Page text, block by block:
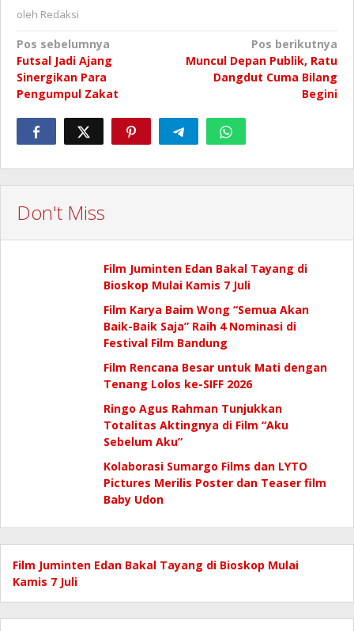
oleh Redaksi
Navigasi
pos
Pos sebelumnya
Futsal Jadi Ajang
Sinergikan Para
Pengumpul Zakat
Pos berikutnya
Muncul Depan Publik, Ratu
Dangdut Cuma Bilang
Begini
Don't Miss
Film Juminten Edan Bakal Tayang di
Bioskop Mulai Kamis 7 Juli
Film Karya Baim Wong “Semua Akan
Baik-Baik Saja” Raih 4 Nominasi di
Festival Film Bandung
Film Rencana Besar untuk Mati dengan
Tenang Lolos ke-SIFF 2026
Ringo Agus Rahman Tunjukkan
Totalitas Aktingnya di Film “Aku
Sebelum Aku”
Kolaborasi Sumargo Films dan LYTO
Pictures Merilis Poster dan Teaser film
Baby Udon
Film Juminten Edan Bakal Tayang di Bioskop Mulai
Kamis 7 Juli